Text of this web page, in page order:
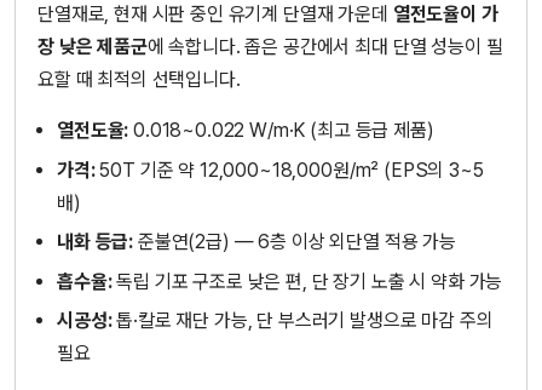
단열재로, 현재 시판 중인 유기계 단열재 가운데 열전도율이 가
장 낮은 제품군에 속합니다. 좁은 공간에서 최대 단열 성능이 필
요할 때 최적의 선택입니다.
열전도율: 0.018~0.022 W/m·K (최고 등급 제품)
가격:50T 기준 약 12,000~18,000원/m² (EPS의 3~5
배)
내화 등급: 준불연(2급) — 6층 이상 외단열 적용 가능
흡수율:독립 기포 구조로 낮은 편, 단 장기 노출 시 약화 가능
시공성:톱·칼로 재단 가능, 단 부스러기 발생으로 마감 주의
필요